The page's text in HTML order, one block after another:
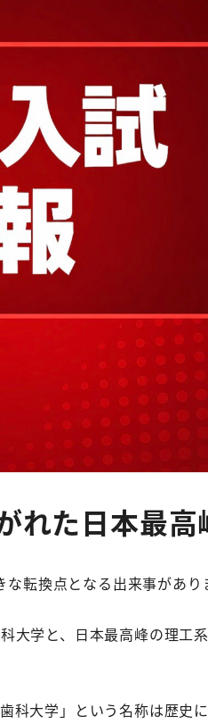
れた日本最
転換点となる出来事があり
大学と、日本最高峰の理
科大学」という名称は歴